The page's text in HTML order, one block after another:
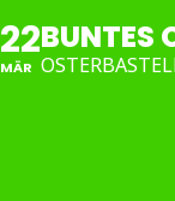
22
MÄR
BUNTES